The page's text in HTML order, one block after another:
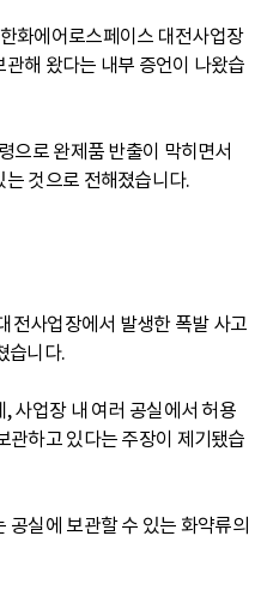
화에어로스페이스 대전사업장
해 왔다는 내부 증언이 나왔습
으로 완제품 반출이 막히면서
것으로 전해졌습니다.
전사업장에서 발생한 폭발 사고
습니다.
사업장 내 여러 공실에서 허용
관하고 있다는 주장이 제기됐습
실에 보관할 수 있는 화약류의